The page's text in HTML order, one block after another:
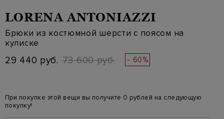
LORENA ANTONIAZZI
Брюки из костюмной шерсти с поясом на
кулиске
29 440 руб. 73 600 руб. - 60%
При покупке этой вещи вы получите 0 рублей на следующую
покупку!